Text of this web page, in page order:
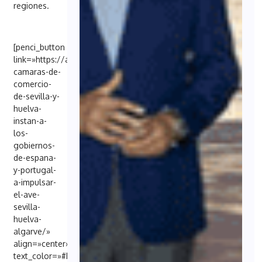
regiones.
[penci_button
link=»https://andaluciaeconomica.com/las-
camaras-de-
comercio-
de-sevilla-y-
huelva-
instan-a-
los-
gobiernos-
de-espana-
y-portugal-
a-impulsar-
el-ave-
sevilla-
huelva-
algarve/»
align=»center»
text_color=»#FFFFFF